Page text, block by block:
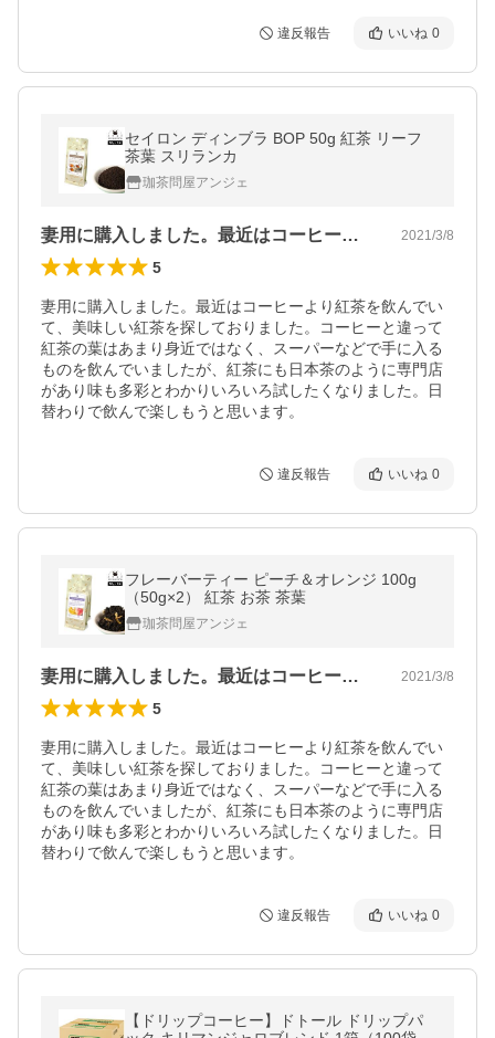
違反報告 いいね 0
セイロン ディンブラ BOP 50g 紅茶 リーフ
茶葉 スリランカ
珈茶問屋アンジェ
妻用に購入しました。最近はコーヒーより… 2021/3/8
5
妻用に購入しました。最近はコーヒーより紅茶を飲んでい
て、美味しい紅茶を探しておりました。コーヒーと違って
紅茶の葉はあまり身近ではなく、スーパーなどで手に入る
ものを飲んでいましたが、紅茶にも日本茶のように専門店
があり味も多彩とわかりいろいろ試したくなりました。日
替わりで飲んで楽しもうと思います。
違反報告 いいね 0
フレーバーティー ピーチ＆オレンジ 100g
（50g×2） 紅茶 お茶 茶葉
珈茶問屋アンジェ
妻用に購入しました。最近はコーヒーより… 2021/3/8
5
妻用に購入しました。最近はコーヒーより紅茶を飲んでい
て、美味しい紅茶を探しておりました。コーヒーと違って
紅茶の葉はあまり身近ではなく、スーパーなどで手に入る
ものを飲んでいましたが、紅茶にも日本茶のように専門店
があり味も多彩とわかりいろいろ試したくなりました。日
替わりで飲んで楽しもうと思います。
違反報告 いいね 0
【ドリップコーヒー】ドトール ドリップパ